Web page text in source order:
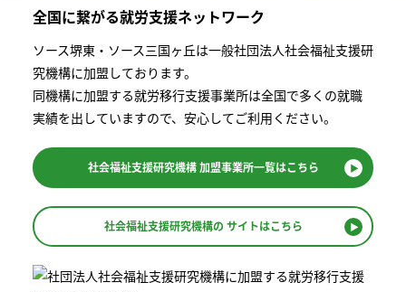
全国に繋がる就労支援ネットワーク
ソース堺東・ソース三国ヶ丘は一般社団法⼈社会福祉⽀援研
究機構に加盟しております。
同機構に加盟する就労移⾏⽀援事業所は全国で多くの就職
実績を出していますので、安⼼してご利⽤ください。
社会福祉支援研究機構加盟事業所一覧はこちら
社会福祉支援研究機構の サイトはこちら